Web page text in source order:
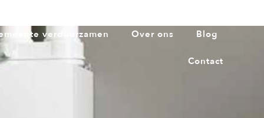
verduurzamen Over ons Blog
Contact